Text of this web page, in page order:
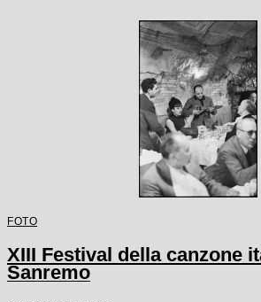
FOTO
XIII Festival della canzone
Sanremo